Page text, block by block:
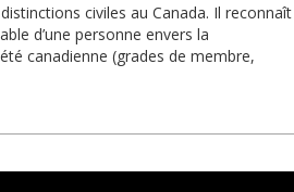
civiles au Canada. Il reconnaît
d’une personne envers la
canadienne (grades de membre,